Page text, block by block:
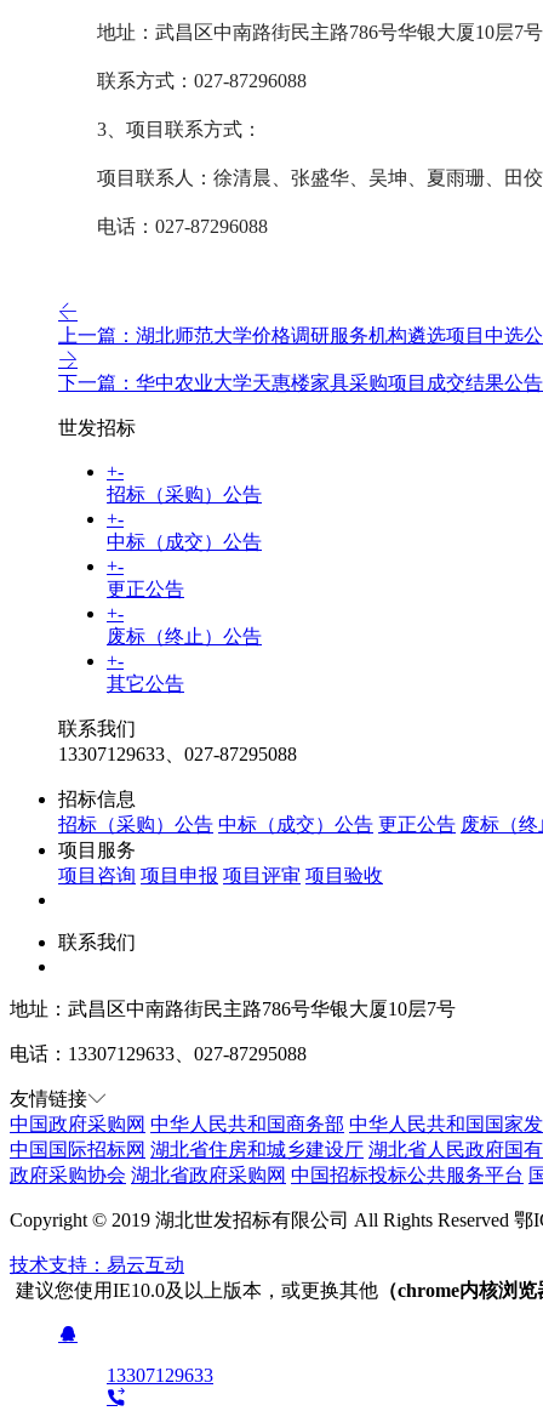
地址：武昌区中南路街民主路786号华银大厦10层7号
联系方式： 027-87296088
3、项目联系方式：
项目联系人：徐清晨、张盛华、吴坤、夏雨珊、田
电话： 027-87296088
上一篇：湖北师范大学价格调研服务机构遴选项目中选
下一篇：华中农业大学天惠楼家具采购项目成交结果公告
世发招标
+-
招标（采购）公告
+-
中标（成交）公告
+-
更正公告
+-
废标（终止）公告
+-
其它公告
联系我们
13307129633、027-87295088
招标信息
招标（采购）公告 中标（成交）公告 更正公告 废标（
项目服务
项目咨询 项目申报 项目评审 项目验收
联系我们
地址：武昌区中南路街民主路786号华银大厦10层7号
电话： 13307129633、 027-87295088
友情链接
中国政府采购网 中华人民共和国商务部 中华人民共和国国家
中国国际招标网 湖北省住房和城乡建设厅 湖北省人民政府国
政府采购协会 湖北省政府采购网 中国招标投标公共服务平台
Copyright © 2019 湖北世发招标有限公司 All Rights Reserved
技术支持：易云互动
建议您使用IE10.0及以上版本，或更换其他 （chrome内核浏
13307129633